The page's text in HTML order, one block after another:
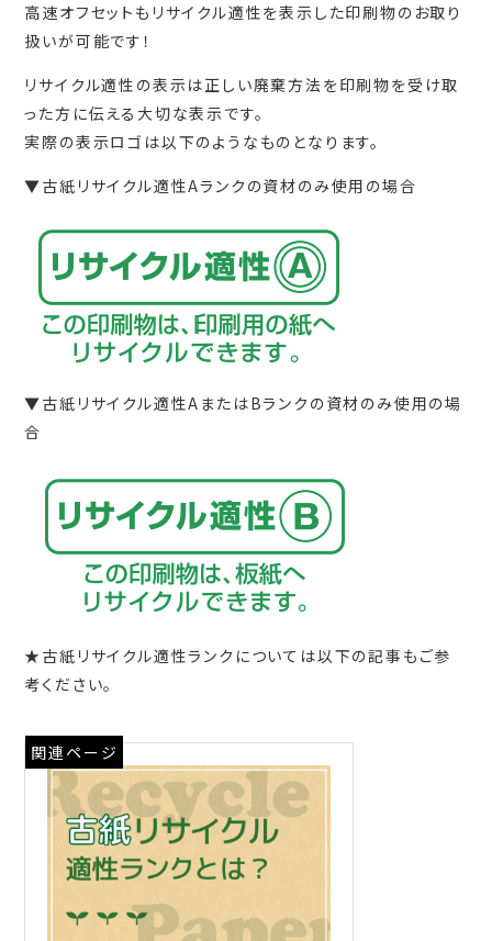
高速オフセットもリサイクル適性を表示した印刷物のお取り
扱いが可能です！
リサイクル適性の表示は正しい廃棄方法を印刷物を受け取
った方に伝える大切な表示です。
実際の表示ロゴは以下のようなものとなります。
▼古紙リサイクル適性Aランクの資材のみ使用の場合
▼古紙リサイクル適性AまたはBランクの資材のみ使用の場
合
★古紙リサイクル適性ランクについては以下の記事もご参
考ください。
関連ページ